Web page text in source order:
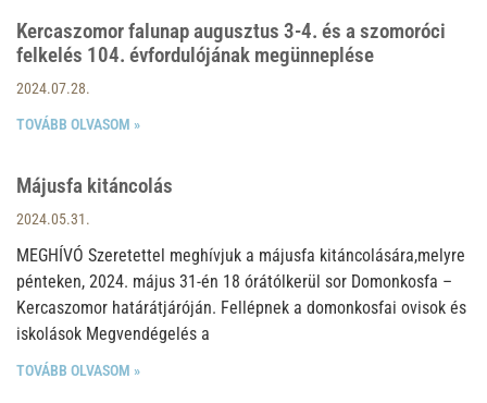
Kercaszomor falunap augusztus 3-4. és a szomoróci
felkelés 104. évfordulójának megünneplése
2024.07.28.
TOVÁBB OLVASOM »
Májusfa kitáncolás
2024.05.31.
MEGHÍVÓ Szeretettel meghívjuk a májusfa kitáncolására,melyre
pénteken, 2024. május 31-én 18 órátólkerül sor Domonkosfa –
Kercaszomor határátjáróján. Fellépnek a domonkosfai ovisok és
iskolások Megvendégelés a
TOVÁBB OLVASOM »